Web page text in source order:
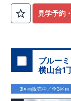
② 2階洋室すべて
ウォークインクロ
具までしっかり
③ 随所に収納を
ーや各所の収納
活動線上に収納
えてもすっきり
◇アクセス◇ ​JR横
見学予約
ブルー
横山台1
3区画販売中／全3区画